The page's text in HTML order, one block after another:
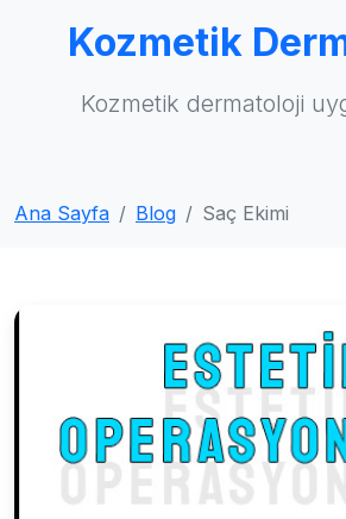
Kozmetik
Kozmetik dermatoloji
Ana Sayfa Blog Saç Ekimi